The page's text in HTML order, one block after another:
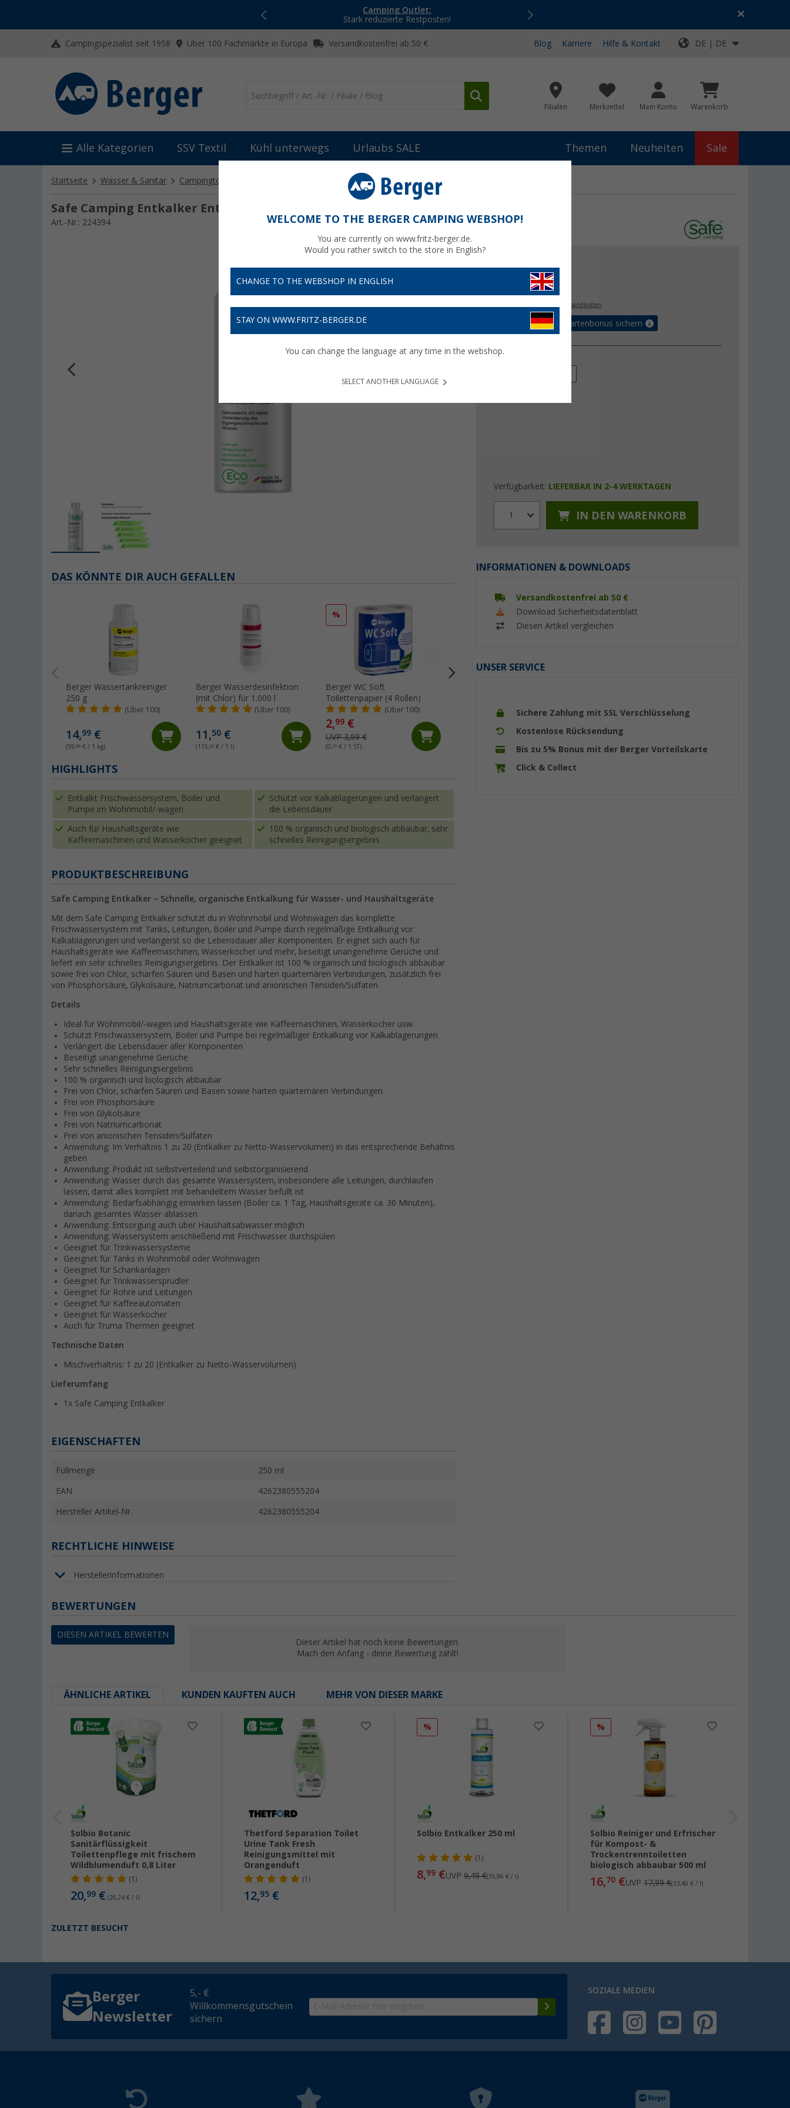
Camping Outlet:
Stark reduzierte Restposten!
Top-Deals für dein Abenteuer!
Campingspezialist seit 1958 Über 100 Fachmärkte in Europa Versandkostenfrei ab 50 € Blog Karriere Hilfe & Kontakt DE | DE
Filialen Merkzettel Mein Konto Warenkorb
Alle Kategorien SSV Textil Kühl unterwegs Urlaubs SALE Themen Neuheiten Sale
Startseite Wasser & Sanitär Campingtoiletten Safe Camping Entkalker Entkalkungsmittel
Safe Camping Entkalker Entkalkungsmittel 250 ml
Art.-Nr.: 224394
11, €
zzgl. Versandkosten
Bis zu 5% Vorteilskartenbonus sichern
Füllmenge
Verfügbarkeit: LIEFERBAR IN 2-4 WERKTAGEN
1 IN DEN WARENKORB
INFORMATIONEN & DOWNLOADS
Versandkostenfrei ab 50 €
Download Sicherheitsdatenblatt
Diesen Artikel vergleichen
UNSER SERVICE
Sichere Zahlung mit SSL Verschlüsselung
Kostenlose Rücksendung
Bis zu 5% Bonus mit der Berger Vorteilskarte
Click & Collect
DAS KÖNNTE DIR AUCH GEFALLEN
Berger Wassertankreiniger
250 g
(Über 100)
14,99 €
(59,96 € / 1 kg)
Berger Wasserdesinfektion
(mit Chlor) für 1.000 l
(Über 100)
11,50 €
(115,00 € / 1 l)
%
Berger WC Soft
Toilettenpapier (4 Rollen)
(Über 100)
2,99 €
UVP 3,99 €
(0,75 € / 1 ST)
(Über 100)
UVP 17,99 €
%
Tabs
(Über 100)
UVP 19,95 €
(0, 93 € / 1 ST)
HIGHLIGHTS
Entkalkt Frischwassersystem, Boiler und
Pumpe im Wohnmobil/-wagen
Schützt vor Kalkablagerungen und verlängert
die Lebensdauer
Auch für Haushaltsgeräte wie
Kaffeemaschinen und Wasserkocher geeignet
100 % organisch und biologisch abbaubar, sehr
schnelles Reinigungsergebnis
PRODUKTBESCHREIBUNG
Safe Camping Entkalker – Schnelle, organische Entkalkung für Wasser- und Haushaltsgeräte
Mit dem Safe Camping Entkalker schützt du in Wohnmobil und Wohnwagen das komplette
Frischwassersystem mit Tanks, Leitungen, Boiler und Pumpe durch regelmäßige Entkalkung vor
Kalkablagerungen und verlängerst so die Lebensdauer aller Komponenten. Er eignet sich auch für
Haushaltsgeräte wie Kaffeemaschinen, Wasserkocher und mehr, beseitigt unangenehme Gerüche und
liefert ein sehr schnelles Reinigungsergebnis. Der Entkalker ist 100 % organisch und biologisch abbaubar
sowie frei von Chlor, scharfen Säuren und Basen und harten quarternären Verbindungen, zusätzlich frei
von Phosphorsäure, Glykolsäure, Natriumcarbonat und anionischen Tensiden/Sulfaten.
Details
Ideal für Wohnmobil/-wagen und Haushaltsgeräte wie Kaffeemaschinen, Wasserkocher usw.
Schützt Frischwassersystem, Boiler und Pumpe bei regelmäßiger Entkalkung vor Kalkablagerungen
Verlängert die Lebensdauer aller Komponenten
Beseitigt unangenehme Gerüche
Sehr schnelles Reinigungsergebnis
100 % organisch und biologisch abbaubar
Frei von Chlor, scharfen Säuren und Basen sowie harten quarternären Verbindungen
Frei von Phosphorsäure
Frei von Glykolsäure
Frei von Natriumcarbonat
Frei von anionischen Tensiden/Sulfaten
Anwendung: Im Verhältnis 1 zu 20 (Entkalker zu Netto-Wasservolumen) in das entsprechende Behältnis
geben
Anwendung: Produkt ist selbstverteilend und selbstorganisierend
Anwendung: Wasser durch das gesamte Wassersystem, insbesondere alle Leitungen, durchlaufen
lassen, damit alles komplett mit behandeltem Wasser befüllt ist
Anwendung: Bedarfsabhängig einwirken lassen (Boiler ca. 1 Tag, Haushaltsgeräte ca. 30 Minuten),
danach gesamtes Wasser ablassen
Anwendung: Entsorgung auch über Haushaltsabwasser möglich
Anwendung: Wassersystem anschließend mit Frischwasser durchspülen
Geeignet für Trinkwassersysteme
Geeignet für Tanks in Wohnmobil oder Wohnwagen
Geeignet für Schankanlagen
Geeignet für Trinkwassersprudler
Geeignet für Rohre und Leitungen
Geeignet für Kaffeeautomaten
Geeignet für Wasserkocher
Auch für Truma Thermen geeignet
Technische Daten
Mischverhältnis: 1 zu 20 (Entkalker zu Netto-Wasservolumen)
Lieferumfang
1x Safe Camping Entkalker
EIGENSCHAFTEN
Füllmenge 250 ml
EAN 4262380555204
Hersteller Artikel-Nr. 4262380555204
RECHTLICHE HINWEISE
Herstellerinformationen
BEWERTUNGEN
DIESEN ARTIKEL BEWERTEN
Dieser Artikel hat noch keine Bewertungen.
Mach den Anfang - deine Bewertung zählt!
ÄHNLICHE ARTIKEL KUNDEN KAUFTEN AUCH MEHR VON DIESER MARKE
Solbio Botanic
Sanitärflüssigkeit
Toilettenpflege mit frischem
Wildblumenduft 0,8 Liter
(1)
20,99 € (26,24 € / l)
Thetford Separation Toilet
Urine Tank Fresh
Reinigungsmittel mit
Orangenduft
(1)
12,95€
%
Solbio Entkalker 250 ml
(1)
8,99 €UVP9,49 €(35,96 € / l)
%
Solbio Reiniger und Erfrischer
für Kompost- &
Trockentrenntoiletten
biologisch abbaubar 500 ml
16,70€UVP 17,99 €(33,40 € / l)
ZULETZT BESUCHT
Berger
Newsletter
5,- €
Willkommensgutschein
sichern
SOZIALE MEDIEN
WELCOME TO THE BERGER CAMPING WEBSHOP!
You are currently on www.fritz-berger.de.
Would you rather switch to the store in English?
CHANGE TO THE WEBSHOP IN ENGLISH
STAY ON WWW.FRITZ-BERGER.DE
You can change the language at any time in the webshop.
SELECT ANOTHER LANGUAGE